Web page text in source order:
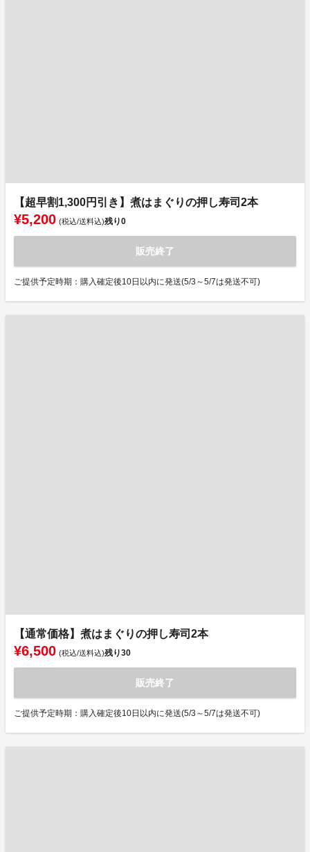
【超早割1,300円引き】煮はまぐりの押し寿司2本
¥5,200 (税込/送料込)残り0
販売終了
ご提供予定時期：購入確定後10日以内に発送(5/3～5/7は発送不可)
【通常価格】煮はまぐりの押し寿司2本
¥6,500 (税込/送料込)残り30
販売終了
ご提供予定時期：購入確定後10日以内に発送(5/3～5/7は発送不可)